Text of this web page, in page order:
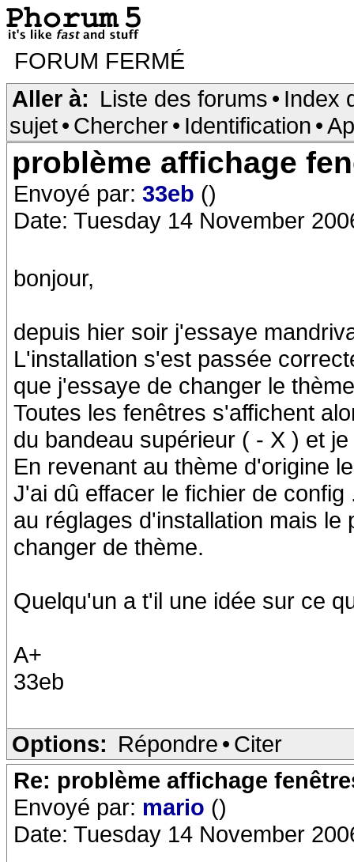
FORUM FERMÉ
Aller à: Liste des forums • Index
sujet• Chercher• Identification •
problème affichage
Envoyé par: 33eb ()
Date: Tuesday 14 November
bonjour,
depuis hier soir j'essaye
L'installation s'est passée
que j'essaye de changer le
Toutes les fenêtres s'affichent
du bandeau supérieur ( - X ) et
En revenant au thème d'origine
J'ai dû effacer le fichier de
au réglages d'installation mais
changer de thème.
Quelqu'un a t'il une idée sur ce
A+
33eb
Options: Répondre • Citer
Re: problème affichage
Envoyé par: mario ()
Date: Tuesday 14 November